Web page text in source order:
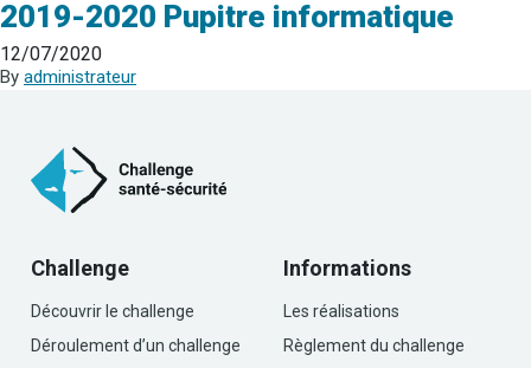
2019-2020 Pupitre informatique
12/07/2020
By administrateur
Challenge
Découvrir le challenge
Déroulement d’un challenge
Informations
Les réalisations
Règlement du challenge